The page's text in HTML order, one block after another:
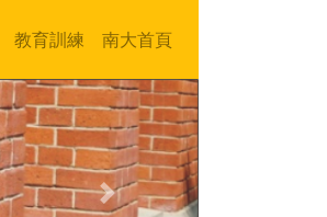
教育訓練 南大首頁
Next